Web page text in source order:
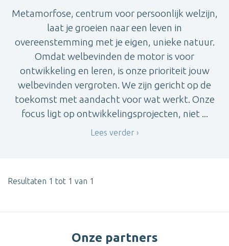
Metamorfose, centrum voor persoonlijk welzijn,
laat je groeien naar een leven in
overeenstemming met je eigen, unieke natuur.
Omdat welbevinden de motor is voor
ontwikkeling en leren, is onze prioriteit jouw
welbevinden vergroten. We zijn gericht op de
toekomst met aandacht voor wat werkt. Onze
focus ligt op ontwikkelingsprojecten, niet ...
Lees verder
Resultaten 1 tot 1 van 1
Onze partners